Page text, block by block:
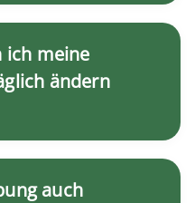
ich meine
ändern
auch